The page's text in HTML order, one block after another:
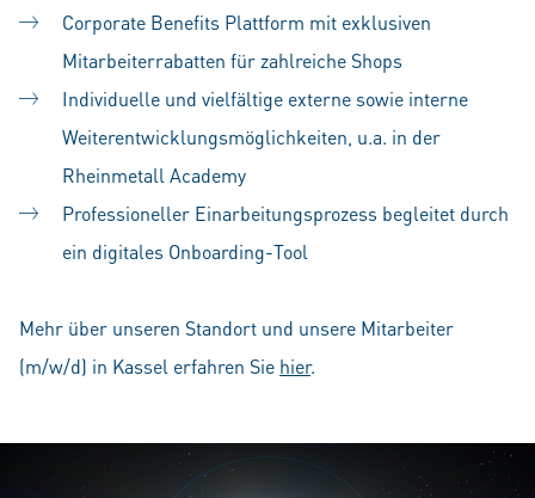
Corporate Benefits Plattform mit exklusiven
Mitarbeiterrabatten für zahlreiche Shops
Individuelle und vielfältige externe sowie interne
Weiterentwicklungsmöglichkeiten, u.a. in der
Rheinmetall Academy
Professioneller Einarbeitungsprozess begleitet durch
ein digitales Onboarding-Tool
Mehr über unseren Standort und unsere Mitarbeiter
(m/w/d) in Kassel erfahren Sie hier.